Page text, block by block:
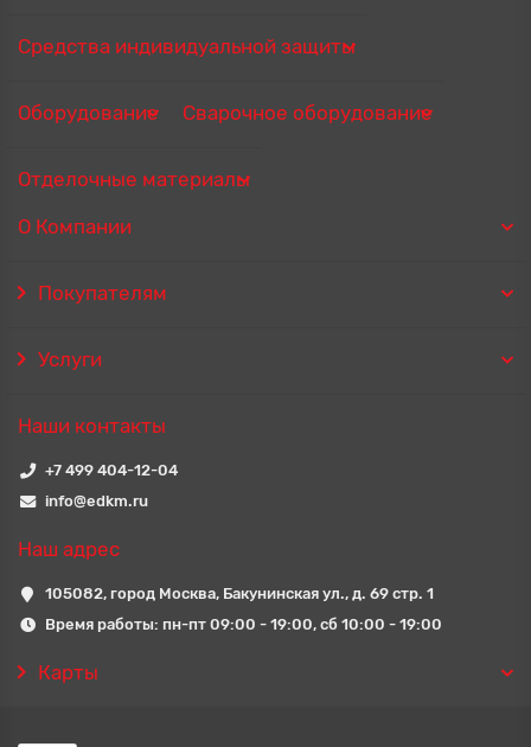
Средства индивидуальной защиты
Оборудование Сварочное оборудование
Отделочные материалы
О Компании
Покупателям
Услуги
Наши контакты
+7 499 404-12-04
info@edkm.ru
Наш адрес
105082, город Москва, Бакунинская ул., д. 69 стр. 1
Время работы: пн-пт 09:00 - 19:00, сб 10:00 - 19:00
Карты